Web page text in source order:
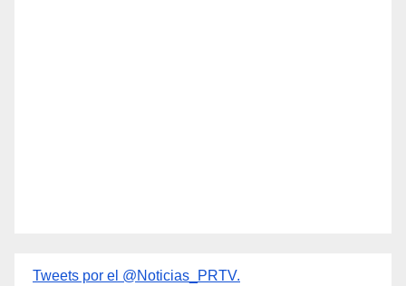
Tweets por el @Noticias_PRTV.